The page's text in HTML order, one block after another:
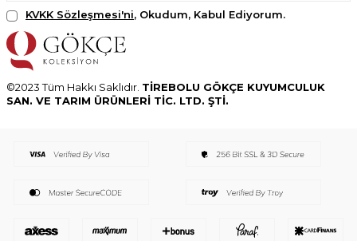
KVKK Sözleşmesi'ni, Okudum, Kabul Ediyorum.
©2023 Tüm Hakkı Saklıdır. TİREBOLU GÖKÇE KUYUMCULUK
SAN. VE TARIM ÜRÜNLERİ TİC. LTD. ŞTİ.